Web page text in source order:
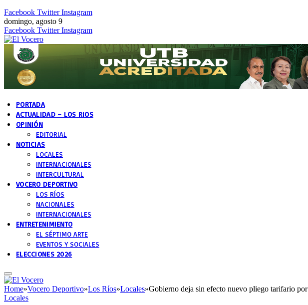
Facebook Twitter Instagram
domingo, agosto 9
Facebook Twitter Instagram
PORTADA
ACTUALIDAD – LOS RIOS
OPINIÓN
EDITORIAL
NOTICIAS
LOCALES
INTERNACIONALES
INTERCULTURAL
VOCERO DEPORTIVO
LOS RÍOS
NACIONALES
INTERNACIONALES
ENTRETENIMIENTO
EL SÉPTIMO ARTE
EVENTOS Y SOCIALES
ELECCIONES 2026
Home»Vocero Deportivo»Los Ríos»Locales»Gobierno deja sin efecto nuevo pliego tarifario
Locales